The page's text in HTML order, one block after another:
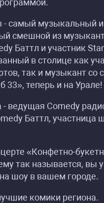
- самый музыкальный
смешной из
Баттл и участник
в столице как
так и музыкант со
33», теперь и на Урале!
- ведущая Comedy
Баттл, участница
«Конфетно-
так называется, вы
шоу в вашем городе.
комики региона.